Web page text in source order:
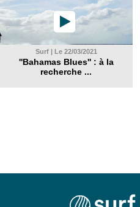
Surf | Le 22/03/2021
''Bahamas Blues'' : à la
recherche ...